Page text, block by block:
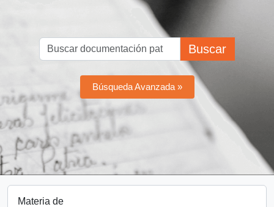
Buscar
Búsqueda Avanzada »
Materia de